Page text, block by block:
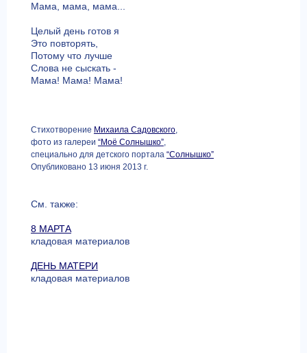
Мама, мама, мама...
Целый день готов я
Это повторять,
Потому что лучше
Слова не сыскать -
Мама! Мама! Мама!
Стихотворение Михаила Садовского,
фото из галереи “Моё Солнышко”,
специально для детского портала “Солнышко”
Опубликовано 13 июня 2013 г.
См. также:
8 МАРТА
кладовая материалов
ДЕНЬ МАТЕРИ
кладовая материалов